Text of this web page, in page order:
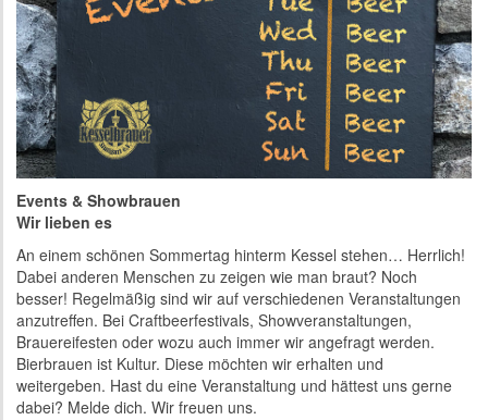
Events & Showbrauen
Wir lieben es
An einem schönen Sommertag hinterm Kessel stehen… Herrlich!
Dabei anderen Menschen zu zeigen wie man braut? Noch
besser! Regelmäßig sind wir auf verschiedenen Veranstaltungen
anzutreffen. Bei Craftbeerfestivals, Showveranstaltungen,
Brauereifesten oder wozu auch immer wir angefragt werden.
Bierbrauen ist Kultur. Diese möchten wir erhalten und
weitergeben. Hast du eine Veranstaltung und hättest uns gerne
dabei? Melde dich. Wir freuen uns.